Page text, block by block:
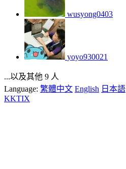
wusyong0403
yoyo930021
...以及其他 9 人
Language: 繁體中文 English 日本語
KKTIX